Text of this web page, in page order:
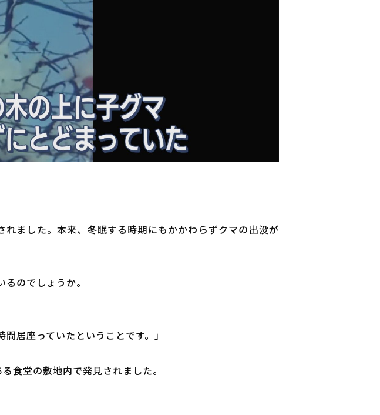
ました。本来、冬眠する時期にもかかわらずクマの出没が
のでしょうか。
居座っていたということです。」
食堂の敷地内で発見されました。